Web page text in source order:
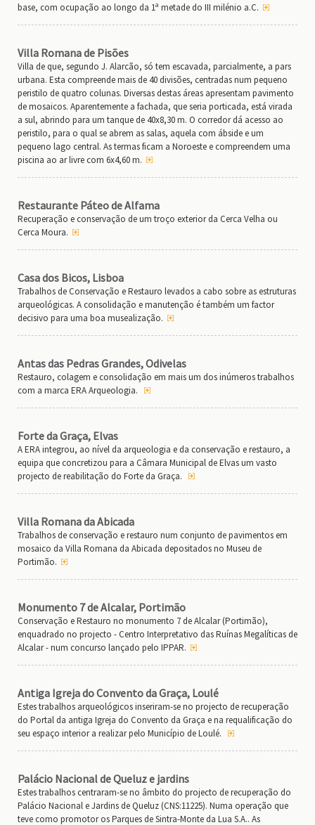
base, com ocupação ao longo da 1ª metade do III milénio a.C.
Villa Romana de Pisões
Villa de que, segundo J. Alarcão, só tem escavada, parcialmente, a pars
urbana. Esta compreende mais de 40 divisões, centradas num pequeno
peristilo de quatro colunas. Diversas destas áreas apresentam pavimento
de mosaicos. Aparentemente a fachada, que seria porticada, está virada
a sul, abrindo para um tanque de 40x8,30 m. O corredor dá acesso ao
peristilo, para o qual se abrem as salas, aquela com ábside e um
pequeno lago central. As termas ficam a Noroeste e compreendem uma
piscina ao ar livre com 6x4,60 m.
Restaurante Páteo de Alfama
Recuperação e conservação de um troço exterior da Cerca Velha ou
Cerca Moura.
Casa dos Bicos, Lisboa
Trabalhos de Conservação e Restauro levados a cabo sobre as estruturas
arqueológicas. A consolidação e manutenção é também um factor
decisivo para uma boa musealização.
Antas das Pedras Grandes, Odivelas
Restauro, colagem e consolidação em mais um dos inúmeros trabalhos
com a marca ERA Arqueologia.
Forte da Graça, Elvas
A ERA integrou, ao nível da arqueologia e da conservação e restauro, a
equipa que concretizou para a Câmara Municipal de Elvas um vasto
projecto de reabilitação do Forte da Graça.
Villa Romana da Abicada
Trabalhos de conservação e restauro num conjunto de pavimentos em
mosaico da Villa Romana da Abicada depositados no Museu de
Portimão.
Monumento 7 de Alcalar, Portimão
Conservação e Restauro no monumento 7 de Alcalar (Portimão),
enquadrado no projecto - Centro Interpretativo das Ruínas Megalíticas de
Alcalar - num concurso lançado pelo IPPAR.
Antiga Igreja do Convento da Graça, Loulé
Estes trabalhos arqueológicos inseriram-se no projecto de recuperação
do Portal da antiga Igreja do Convento da Graça e na requalificação do
seu espaço interior a realizar pelo Município de Loulé.
Palácio Nacional de Queluz e jardins
Estes trabalhos centraram-se no âmbito do projecto de recuperação do
Palácio Nacional e Jardins de Queluz (CNS:11225). Numa operação que
teve como promotor os Parques de Sintra-Monte da Lua S.A.. As